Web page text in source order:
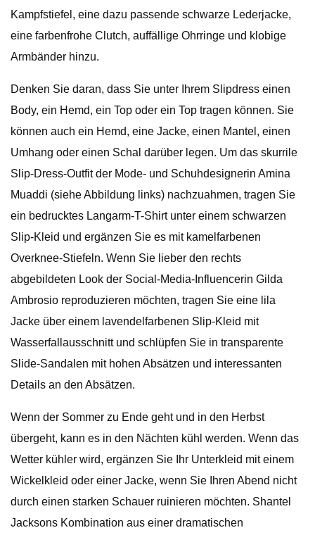
Kampfstiefel, eine dazu passende schwarze Lederjacke,
eine farbenfrohe Clutch, auffällige Ohrringe und klobige
Armbänder hinzu.
Denken Sie daran, dass Sie unter Ihrem Slipdress einen
Body, ein Hemd, ein Top oder ein Top tragen können. Sie
können auch ein Hemd, eine Jacke, einen Mantel, einen
Umhang oder einen Schal darüber legen. Um das skurrile
Slip-Dress-Outfit der Mode- und Schuhdesignerin Amina
Muaddi (siehe Abbildung links) nachzuahmen, tragen Sie
ein bedrucktes Langarm-T-Shirt unter einem schwarzen
Slip-Kleid und ergänzen Sie es mit kamelfarbenen
Overknee-Stiefeln. Wenn Sie lieber den rechts
abgebildeten Look der Social-Media-Influencerin Gilda
Ambrosio reproduzieren möchten, tragen Sie eine lila
Jacke über einem lavendelfarbenen Slip-Kleid mit
Wasserfallausschnitt und schlüpfen Sie in transparente
Slide-Sandalen mit hohen Absätzen und interessanten
Details an den Absätzen.
Wenn der Sommer zu Ende geht und in den Herbst
übergeht, kann es in den Nächten kühl werden. Wenn das
Wetter kühler wird, ergänzen Sie Ihr Unterkleid mit einem
Wickelkleid oder einer Jacke, wenn Sie Ihren Abend nicht
durch einen starken Schauer ruinieren möchten. Shantel
Jacksons Kombination aus einer dramatischen